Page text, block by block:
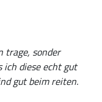
trage, sonder
ich diese echt gut
gut beim reiten.